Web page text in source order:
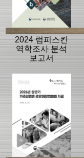
2024 럼피스킨
역학조사 분석
보고서